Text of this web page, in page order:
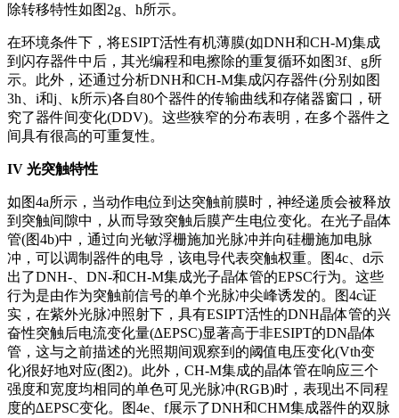
除转移特性如图2g、h所示。
在环境条件下，将ESIPT活性有机薄膜(如DNH和CH-M)集成
到闪存器件中后，其光编程和电擦除的重复循环如图3f、g所
示。此外，还通过分析DNH和CH-M集成闪存器件(分别如图
3h、i和j、k所示)各自80个器件的传输曲线和存储器窗口，研
究了器件间变化(DDV)。这些狭窄的分布表明，在多个器件之
间具有很高的可重复性。
IV 光突触特性
如图4a所示，当动作电位到达突触前膜时，神经递质会被释放
到突触间隙中，从而导致突触后膜产生电位变化。在光子晶体
管(图4b)中，通过向光敏浮栅施加光脉冲并向硅栅施加电脉
冲，可以调制器件的电导，该电导代表突触权重。图4c、d示
出了DNH-、DN-和CH-M集成光子晶体管的EPSC行为。这些
行为是由作为突触前信号的单个光脉冲尖峰诱发的。图4c证
实，在紫外光脉冲照射下，具有ESIPT活性的DNH晶体管的兴
奋性突触后电流变化量(∆EPSC)显著高于非ESIPT的DN晶体
管，这与之前描述的光照期间观察到的阈值电压变化(Vth变
化)很好地对应(图2)。此外，CH-M集成的晶体管在响应三个
强度和宽度均相同的单色可见光脉冲(RGB)时，表现出不同程
度的∆EPSC变化。图4e、f展示了DNH和CHM集成器件的双脉